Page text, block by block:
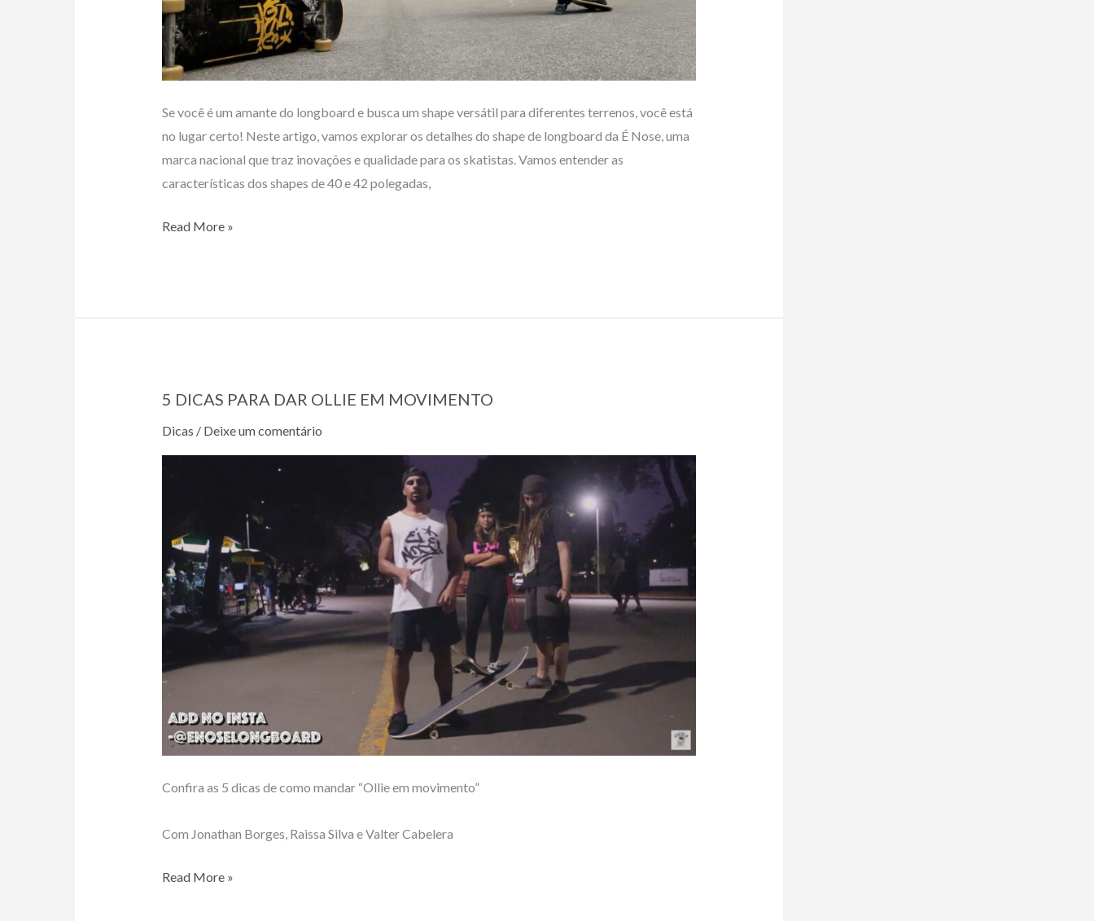
Se você é um amante do longboard e busca um shape versátil para diferentes terrenos, você está
no lugar certo! Neste artigo, vamos explorar os detalhes do shape de longboard da É Nose, uma
marca nacional que traz inovações e qualidade para os skatistas. Vamos entender as
características dos shapes de 40 e 42 polegadas,
Shape
Versátil
Nose
–
Read More »
5 DICAS PARA DAR OLLIE EM MOVIMENTO
Dicas / Deixe um comentário
Confira as 5 dicas de como mandar “Ollie em movimento”
Com Jonathan Borges, Raissa Silva e Valter Cabelera
5
Read More »